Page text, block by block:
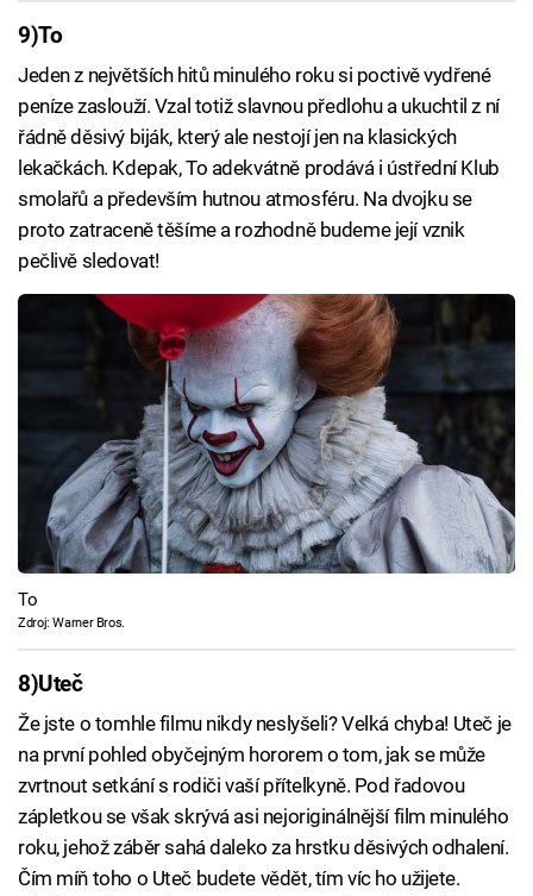
9)To
Jeden z největších hitů minulého roku si poctivě vydřené
peníze zaslouží. Vzal totiž slavnou předlohu a ukuchtil z ní
řádně děsivý biják, který ale nestojí jen na klasických
lekačkách. Kdepak, To adekvátně prodává i ústřední Klub
smolařů a především hutnou atmosféru. Na dvojku se
proto zatraceně těšíme a rozhodně budeme její vznik
pečlivě sledovat!
To
Zdroj: Warner Bros.
8)Uteč
Že jste o tomhle filmu nikdy neslyšeli? Velká chyba! Uteč je
na první pohled obyčejným hororem o tom, jak se může
zvrtnout setkání s rodiči vaší přítelkyně. Pod řadovou
zápletkou se však skrývá asi nejoriginálnější film minulého
roku, jehož záběr sahá daleko za hrstku děsivých odhalení.
Čím míň toho o Uteč budete vědět, tím víc ho užijete.